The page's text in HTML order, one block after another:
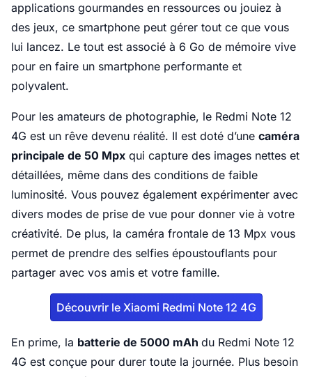
applications gourmandes en ressources ou jouiez à
des jeux, ce smartphone peut gérer tout ce que vous
lui lancez. Le tout est associé à 6 Go de mémoire vive
pour en faire un smartphone performante et
polyvalent.
Pour les amateurs de photographie, le Redmi Note 12
4G est un rêve devenu réalité. Il est doté d’une caméra
principale de 50 Mpx qui capture des images nettes et
détaillées, même dans des conditions de faible
luminosité. Vous pouvez également expérimenter avec
divers modes de prise de vue pour donner vie à votre
créativité. De plus, la caméra frontale de 13 Mpx vous
permet de prendre des selfies époustouflants pour
partager avec vos amis et votre famille.
Découvrir le Xiaomi Redmi Note 12 4G
En prime, la batterie de 5000 mAh du Redmi Note 12
4G est conçue pour durer toute la journée. Plus besoin